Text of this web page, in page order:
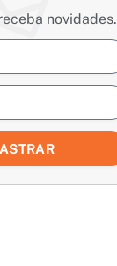
novidades.